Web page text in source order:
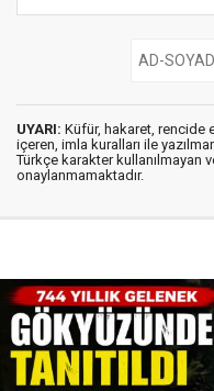
UYARI: Küfür, hakaret, rencide
içeren, imla kuralları ile
Türkçe karakter kullanılmayan
onaylanmamaktadır.